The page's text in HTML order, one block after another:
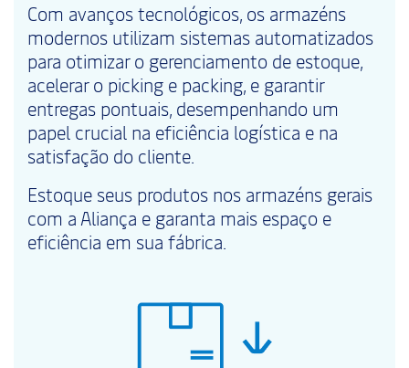
Com avanços tecnológicos, os armazéns
modernos utilizam sistemas automatizados
para otimizar o gerenciamento de estoque,
acelerar o picking e packing, e garantir
entregas pontuais, desempenhando um
papel crucial na eficiência logística e na
satisfação do cliente.
Estoque seus produtos nos armazéns gerais
com a Aliança e garanta mais espaço e
eficiência em sua fábrica.